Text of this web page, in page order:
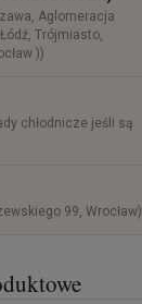
Aglomeracja
Trójmiasto,
))
chłodnicze jeśli są
99, Wrocław)